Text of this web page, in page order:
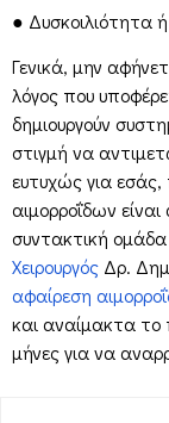
● Δυσκοιλιότητα
Γενικά, μην
λόγος που
δημιουργούν
στιγμή να
ευτυχώς για
αιμορροΐδων
συντακτική
Χειρουργός Δρ.
αφαίρεση
και αναίμακτα το
μήνες για να